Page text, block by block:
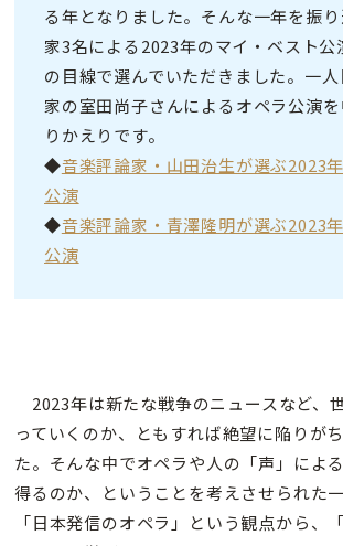
る年となりました。そんな一年を振
家3名による2023年のマイ・ベスト公
の目線で選んでいただきました。一
家の室田尚子さんによるオペラ公演
りかえりです。
◆音楽評論家・山田治生が選ぶ2023
公演
◆音楽評論家・青澤隆明が選ぶ2023
公演
2023年は新たな戦争のニュースなど、
っていくのか、ともすれば絶望に陥りが
た。そんな中でオペラや人の「声」によ
得るのか、ということを考えさせられた
「日本発信のオペラ」という観点から、